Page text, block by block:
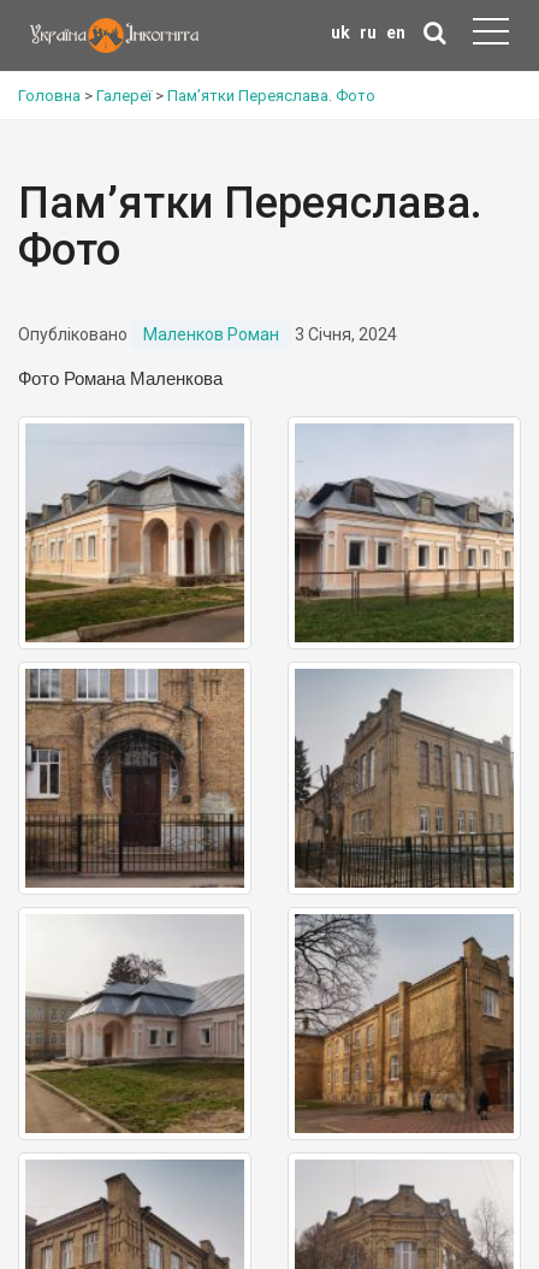
uk ru en
Головна > Галереї> Пам’ятки Переяслава. Фото
Пам’ятки Переяслава.
Фото
Опубліковано Маленков Роман 3 Січня, 2024
Фото Романа Маленкова